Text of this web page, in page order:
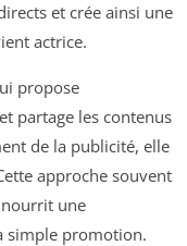
et crée ainsi une
actrice.
propose
partage les contenus
de la publicité, elle
approche souvent
une
simple promotion.